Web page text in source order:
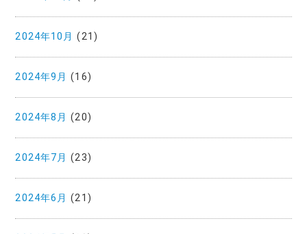
2024年10月 (21)
2024年9月 (16)
2024年8月 (20)
2024年7月 (23)
2024年6月 (21)